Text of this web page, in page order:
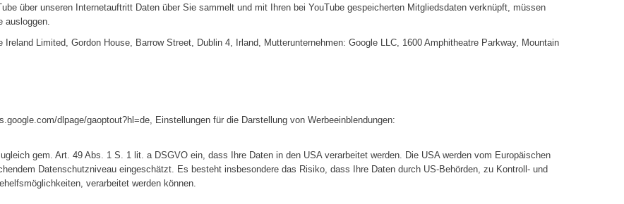
über unseren Internetauftritt Daten über Sie sammelt und mit Ihren bei YouTube gespeicherten Mitgliedsdaten verknüpft, müssen
ausloggen.
Limited, Gordon House, Barrow Street, Dublin 4, Irland, Mutterunternehmen: Google LLC, 1600 Amphitheatre Parkway, Mountain
dlpage/gaoptout?hl=de, Einstellungen für die Darstellung von Werbeeinblendungen:
gem. Art. 49 Abs. 1 S. 1 lit. a DSGVO ein, dass Ihre Daten in den USA verarbeitet werden. Die USA werden vom Europäischen
Datenschutzniveau eingeschätzt. Es besteht insbesondere das Risiko, dass Ihre Daten durch US-Behörden, zu Kontroll- und
verarbeitet werden können.